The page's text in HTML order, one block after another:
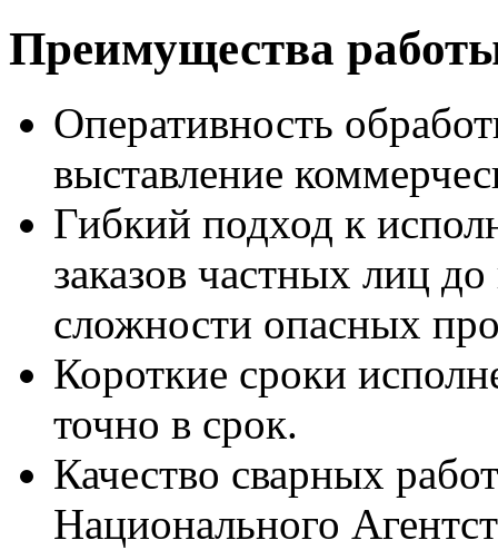
Преимущества
Оперативность
выставление
Гибкий подход к
заказов частных лиц
сложности опасных
Короткие сроки
точно в срок.
Качество сварных
Национального